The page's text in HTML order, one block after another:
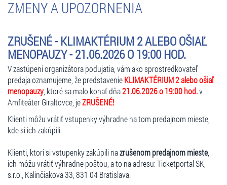
produkcia: Ľubo Horňák, vokálne naštudovanie: Lenka Paulíková,
a Alexandra Grusková, kostýmy: Alexandra Grusková, réžia: Svetozár
Sprušanský
dĺžka predstavenia: 2 hod. 40 min. (vrátane prestávky)
Predstavenie je vhodné pre divákov od 15 rokov.
Zľavy a vstupenky: bez zľavy
ZMENY A UPOZORNENIA
ZRUŠENÉ - KLIMAKTÉRIUM 2 ALEBO OŠIAĽ
MENOPAUZY - 21.06.2026 O 19:00 HOD.
V zastúpení organizátora podujatia, vám ako sprostredkovateľ
predaja oznamujeme, že predstavenieKLIMAKTÉRIUM 2 alebo ošiaľ
menopauzy , ktoré sa malo konať dňa21.06.2026 o 19:00 hod.v
Amfiteáter Giraltovce, jeZRUŠENÉ!
Klienti môžu vrátiť vstupenky výhradne na tom predajnom mieste,
kde si ich zakúpili.
Klienti, ktorí si vstupenky zakúpili nazrušenom predajnom mieste,
ich môžu vrátiť výhradne poštou, a to na adresu: Ticketportal SK,
s.r.o., Kalinčiakova 33, 831 04 Bratislava.